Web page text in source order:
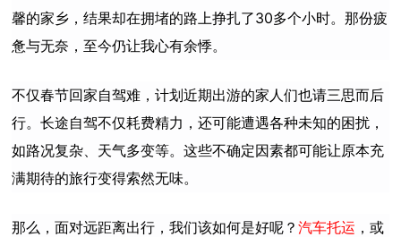
馨的家乡，结果却在拥堵的路上挣扎了30多个小时。那份疲
惫与无奈，至今仍让我心有余悸。
不仅春节回家自驾难，计划近期出游的家人们也请三思而后
行。长途自驾不仅耗费精力，还可能遭遇各种未知的困扰，
如路况复杂、天气多变等。这些不确定因素都可能让原本充
满期待的旅行变得索然无味。
那么，面对远距离出行，我们该如何是好呢？汽车托运 ，或